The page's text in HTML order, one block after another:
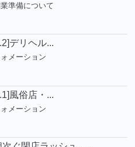
準備について
デリヘル...
メーション
風俗店・...
メーション